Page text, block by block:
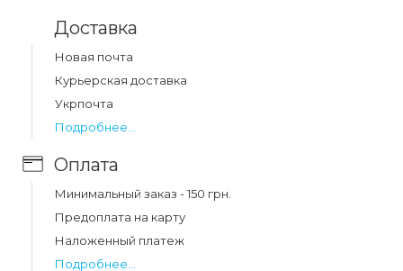
материала, чехол-книжка отличается приятной
текстурой и износостойкостью. Внутри
защищает экран от царапин и потертостей. Основной
элемент конструкции – жесткий пластиковый бампер,
надежно удерживающий смартфон внутри чехла, что
Особенностью этого чехла является его конструкция
в виде книжки. Передняя крышка защищает дисплей
сложена, превращаясь в удобную подставку для
просмотра видео, чтения или видеозвонков. Это
Доставка
Новая почта
Курьерская доставка
Укрпочта
Подробнее...
Оплата
Минимальный заказ - 150 грн.
Предоплата на карту
Наложенный платеж
Подробнее...